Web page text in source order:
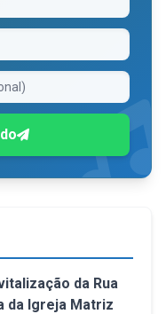
da Rua
da Igreja Matriz